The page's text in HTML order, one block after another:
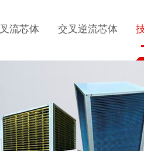
叉流芯体 交叉逆流芯体